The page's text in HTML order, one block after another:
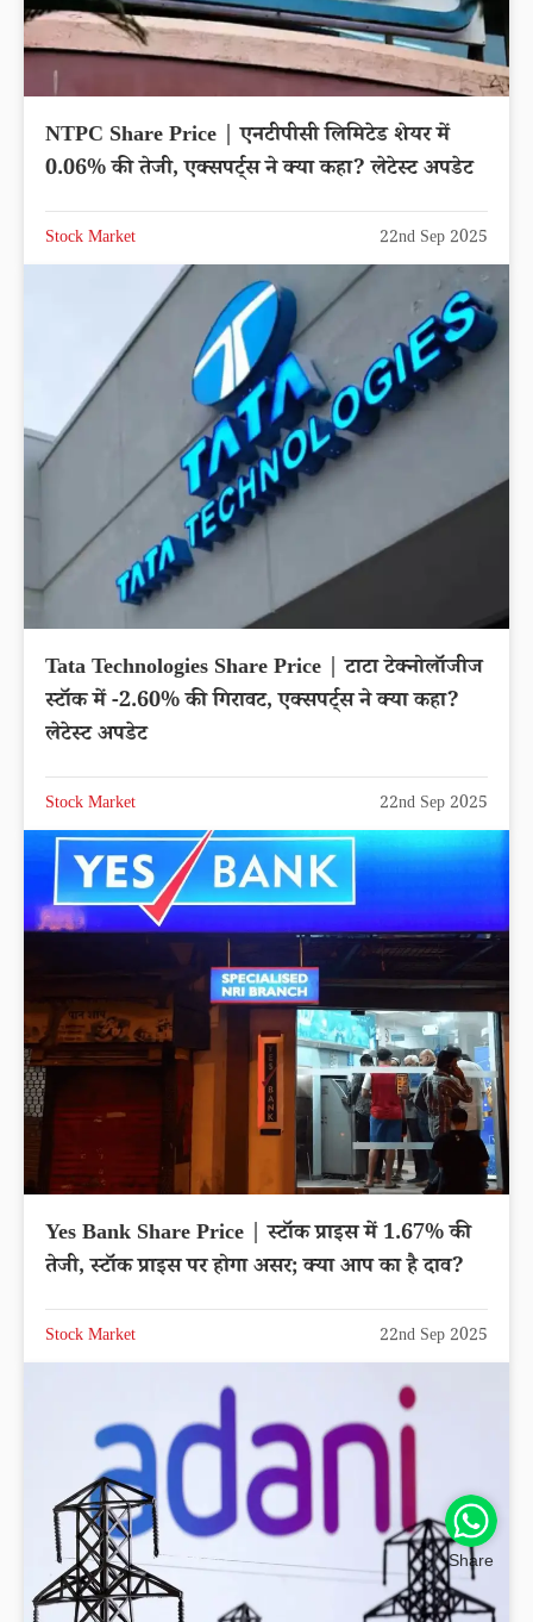
NTPC Share Price | एनटीपीसी लिमिटेड शेयर में
0.06% की तेजी, एक्सपर्ट्स ने क्या कहा? लेटेस्ट अपडेट
Stock Market 22nd Sep 2025
Tata Technologies Share Price | टाटा टेक्नोलॉजीज
स्टॉक में -2.60% की गिरावट, एक्सपर्ट्स ने क्या कहा?
लेटेस्ट अपडेट
Stock Market 22nd Sep 2025
Yes Bank Share Price | स्टॉक प्राइस में 1.67% की
तेजी, स्टॉक प्राइस पर होगा असर; क्या आप का है दाव?
Stock Market 22nd Sep 2025
Share